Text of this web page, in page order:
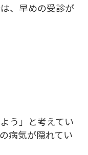
、早めの受診が
う」と考えてい
病気が隠れてい